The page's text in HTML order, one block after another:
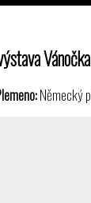
Německý